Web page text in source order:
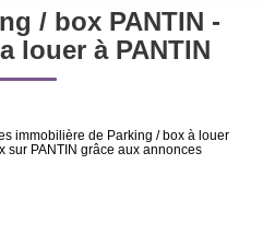
GÉRER
AGENCE
Surface min
/ box PANTIN -
louer à PANTIN
immobilière de Parking / box à louer
sur PANTIN grâce aux annonces